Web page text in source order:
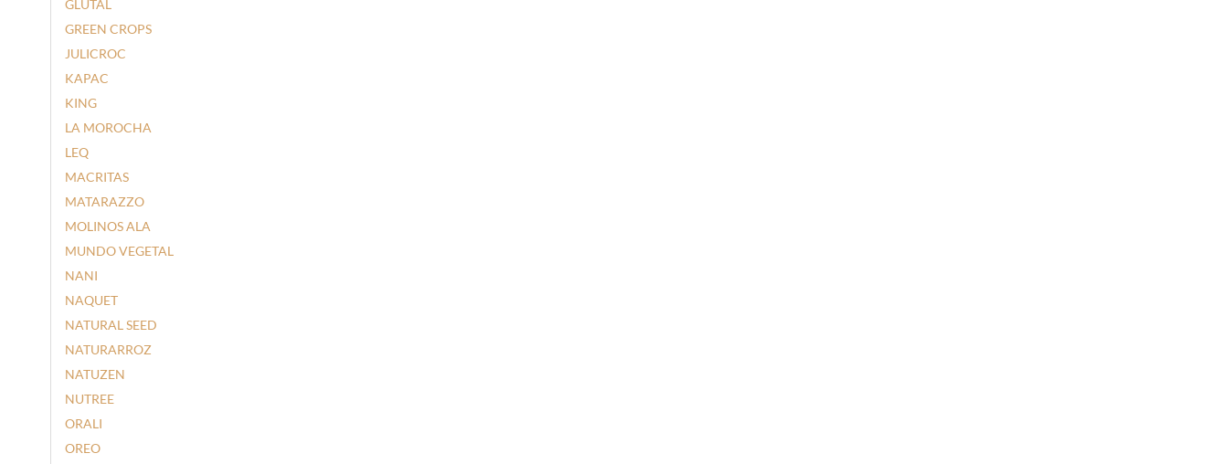
GLUTAL
GREEN CROPS
JULICROC
KAPAC
KING
LA MOROCHA
LEQ
MACRITAS
MATARAZZO
MOLINOS ALA
MUNDO VEGETAL
NANI
NAQUET
NATURAL SEED
NATURARROZ
NATUZEN
NUTREE
ORALI
OREO